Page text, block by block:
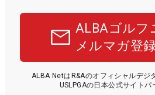
ALBAゴルフ
メルマガ登
ALBA NetはR&Aのオフィシャルデジ
USLPGAの日本公式サイトパ